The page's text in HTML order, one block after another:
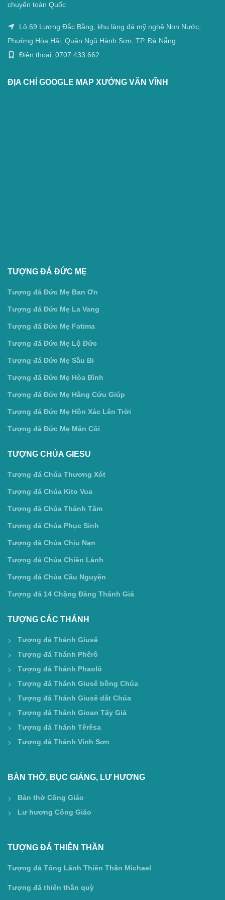
chuyển toàn Quốc
Lô 69 Lương Đắc Bằng, khu làng đá mỹ nghệ Non Nước,
Phường Hòa Hải, Quận Ngũ Hành Sơn, TP. Đà Nẵng
Điện thoại: 0707.433.662
ĐỊA CHỈ GOOGLE MAP XƯỞNG VĂN VĨNH
TƯỢNG ĐÁ ĐỨC MẸ
Tượng đá Đức Mẹ Ban Ơn
Tượng đá Đức Mẹ La Vang
Tượng đá Đức Mẹ Fatima
Tượng đá Đức Mẹ Lộ Đức
Tượng đá Đức Mẹ Sầu Bi
Tượng đá Đức Mẹ Hòa Bình
Tượng đá Đức Mẹ Hằng Cứu Giúp
Tượng đá Đức Mẹ Hồn Xác Lên Trời
Tượng đá Đức Mẹ Mân Côi
TƯỢNG CHÚA GIESU
Tượng đá Chúa Thương Xót
Tượng đá Chúa Kito Vua
Tượng đá Chúa Thánh Tâm
Tượng đá Chúa Phục Sinh
Tượng đá Chúa Chịu Nạn
Tượng đá Chúa Chiên Lành
Tượng đá Chúa Cầu Nguyện
Tượng đá 14 Chặng Đàng Thánh Giá
TƯỢNG CÁC THÁNH
Tượng đá Thánh Giusê
Tượng đá Thánh Phêrô
Tượng đá Thánh Phaolô
Tượng đá Thánh Giusê bồng Chúa
Tượng đá Thánh Giusê dắt Chúa
Tượng đá Thánh Gioan Tẩy Giả
Tượng đá Thánh Têrêsa
Tượng đá Thánh Vinh Sơn
BÀN THỜ, BỤC GIẢNG, LƯ HƯƠNG
Bàn thờ Công Giáo
Lư hương Công Giáo
TƯỢNG ĐÁ THIÊN THẦN
Tượng đá Tổng Lãnh Thiên Thần Michael
Tượng đá thiên thần quỳ